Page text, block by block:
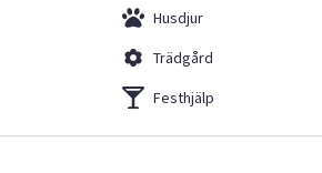
Husdjur
Trädgård
Festhjälp